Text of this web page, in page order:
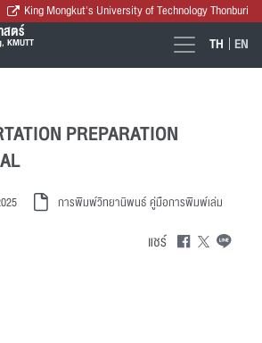
King Mongkut's University of Technology Thonburi
สตร์
KMUTT TH EN
PREPARATION
การพิมพ์วิทยานิพนธ์คู่มือการพิมพ์เล่ม
แชร์